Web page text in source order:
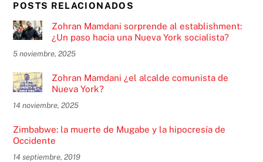
POSTS RELACIONADOS
Zohran Mamdani sorprende al establishment:
¿Un paso hacia una Nueva York socialista?
5 noviembre, 2025
Zohran Mamdani ¿el alcalde comunista de
Nueva York?
14 noviembre, 2025
Zimbabwe: la muerte de Mugabe y la hipocresía de
Occidente
14 septiembre, 2019